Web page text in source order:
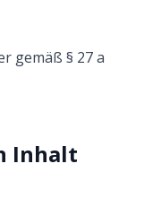
gemäß § 27 a
Inhalt